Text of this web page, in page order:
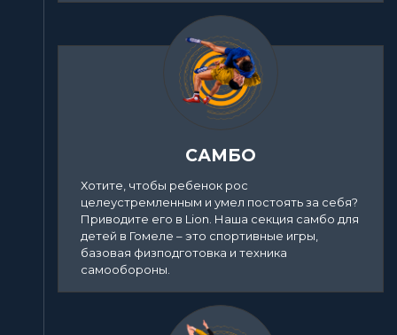
САМБО
Хотите, чтобы ребенок рос
целеустремленным и умел постоять за себя?
Приводите его в Lion. Наша секция самбо для
детей в Гомеле – это спортивные игры,
базовая физподготовка и техника
самообороны.